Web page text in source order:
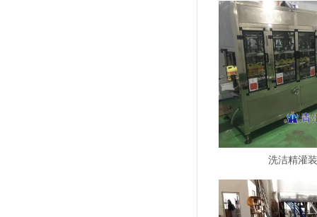
洗洁精灌